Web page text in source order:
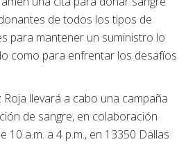
de todos los tipos de
para mantener un suministro lo
como para enfrentar los desafíos
Roja llevará a cabo una campaña
de sangre, en colaboración
10 a.m. a 4 p.m., en 13350 Dallas